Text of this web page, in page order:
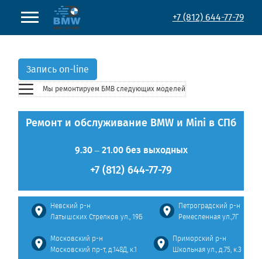
Запись on-line
Мы ремонтируем БМВследующих моделей
Ремонт и обслуживание BMW и Mini в СПб
9.30 – 21.00 без выходных
+7 (812) 644-77-79
Невский р-н
Латышских Стрелков ул., 19Б
Петроградский р-н
Ремесленная ул.,7Г
Московский р-н
Московский пр-т, д.148Д, к.1
Приморский р-н
Школьная ул., д.75, к.3
+7 (812) 644-77-79